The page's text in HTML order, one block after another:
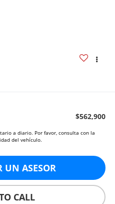
$562,900
a diario. Por favor, consulta con la
del vehículo.
UN ASESOR
CALL